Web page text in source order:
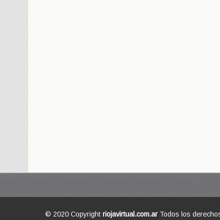
© 2020 Copyright riojavirtual.com.ar Todos los